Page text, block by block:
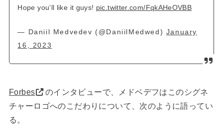
Hope you’ll like it guys! pic.twitter.com/FqkAHeOVBB
— Daniil Medvedev (@DaniilMedwed) January
16, 2023
Forbes
のインタビューで、メドベデフはこのシグネ
チャーロゴへのこだわりについて、次のように語ってい
る。